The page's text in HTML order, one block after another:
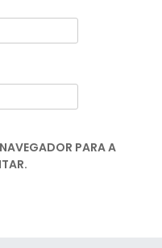
PARA A